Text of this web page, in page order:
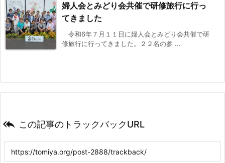
婦人会とみどり会共催で研修旅行に行っ
てきました
令和6年７月１１日に婦人会とみどり会共催で研
修旅行に行ってきました。２２名の参 ...
 この記事のトラックバックURL